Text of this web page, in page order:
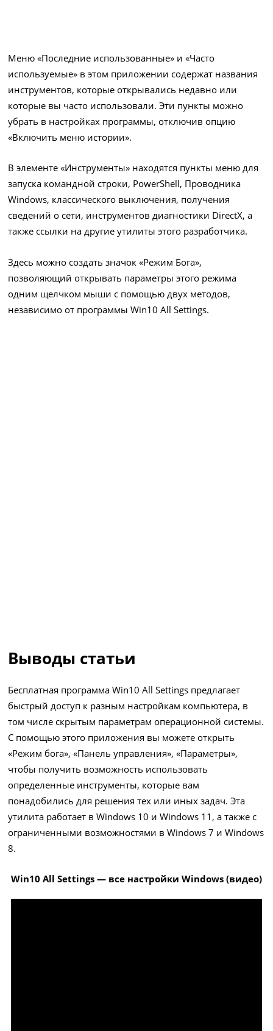
Меню «Последние использованные» и «Часто
используемые» в этом приложении содержат названия
инструментов, которые открывались недавно или
которые вы часто использовали. Эти пункты можно
убрать в настройках программы, отключив опцию
«Включить меню истории».
В элементе «Инструменты» находятся пункты меню для
запуска командной строки, PowerShell, Проводника
Windows, классического выключения, получения
сведений о сети, инструментов диагностики DirectX, а
также ссылки на другие утилиты этого разработчика.
Здесь можно создать значок «Режим Бога»,
позволяющий открывать параметры этого режима
одним щелчком мыши с помощью двух методов,
независимо от программы Win10 All Settings.
Выводы статьи
Бесплатная программа Win10 All Settings предлагает
быстрый доступ к разным настройкам компьютера, в
том числе скрытым параметрам операционной системы.
С помощью этого приложения вы можете открыть
«Режим бога», «Панель управления», «Параметры»,
чтобы получить возможность использовать
определенные инструменты, которые вам
понадобились для решения тех или иных задач. Эта
утилита работает в Windows 10 и Windows 11, а также с
ограниченными возможностями в Windows 7 и Windows
8.
Win10 All Settings — все настройки Windows (видео)